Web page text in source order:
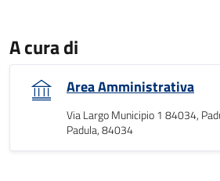
A cura di
Area Amministrativa
Via Largo Municipio 1 84034,
Padula, 84034